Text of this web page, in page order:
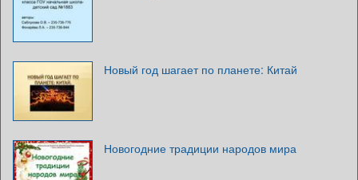
Новый год шагает по планете: Китай
Новогодние традиции народов мира